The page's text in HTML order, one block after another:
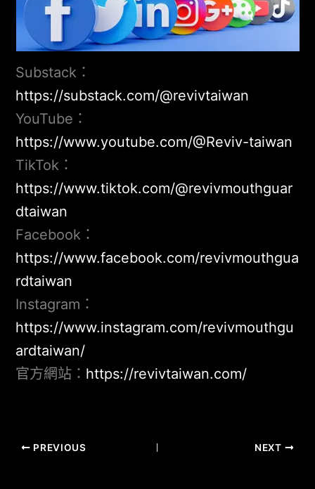
Substack：
https://substack.com/@revivtaiwan
YouTube：
https://www.youtube.com/@Reviv-taiwan
TikTok：
https://www.tiktok.com/@revivmouthguar
dtaiwan
Facebook：
https://www.facebook.com/revivmouthgua
rdtaiwan
Instagram：
https://www.instagram.com/revivmouthgu
ardtaiwan/
官方網站： https://revivtaiwan.com/
PREVIOUS NEXT